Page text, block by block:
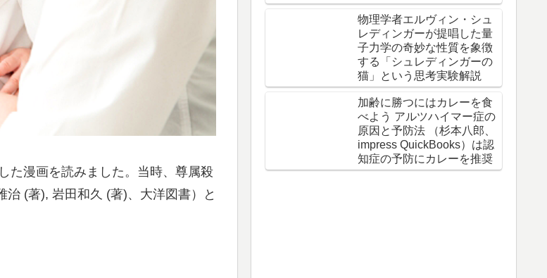
た漫画を読みました。当時、尊属殺
(著), 岩田和久 (著)、大洋図書）と
物理学者エルヴィン・シュ
レディンガーが提唱した量
子力学の奇妙な性質を象徴
する「シュレディンガーの
猫」という思考実験解説
加齢に勝つにはカレーを食
べよう アルツハイマー症の
原因と予防法 （杉本八郎、
impress QuickBooks）は認
知症の予防にカレーを推奨